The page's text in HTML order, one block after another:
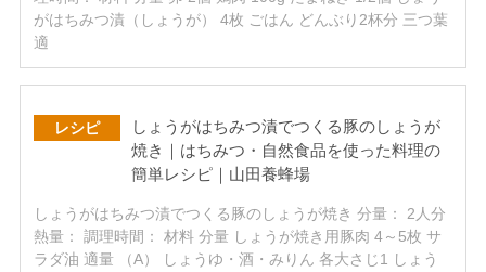
がはちみつ漬（しょうが） 4枚 ごはん どんぶり2杯分 三つ葉
適
レシピ
しょうがはちみつ漬でつくる豚のしょうが
焼き｜はちみつ・自然食品を使った料理の
簡単レシピ｜山田養蜂場
しょうがはちみつ漬でつくる豚のしょうが焼き 分量： 2人分
熱量： 調理時間： 材料 分量 しょうが焼き用豚肉 4～5枚 サ
ラダ油 適量 （A） しょうゆ・酒・みりん 各大さじ1 しょう